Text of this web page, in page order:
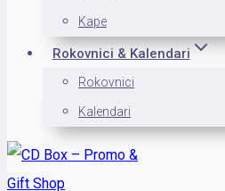
Kape
Rokovnici & Kalendari
Rokovnici
Kalendari